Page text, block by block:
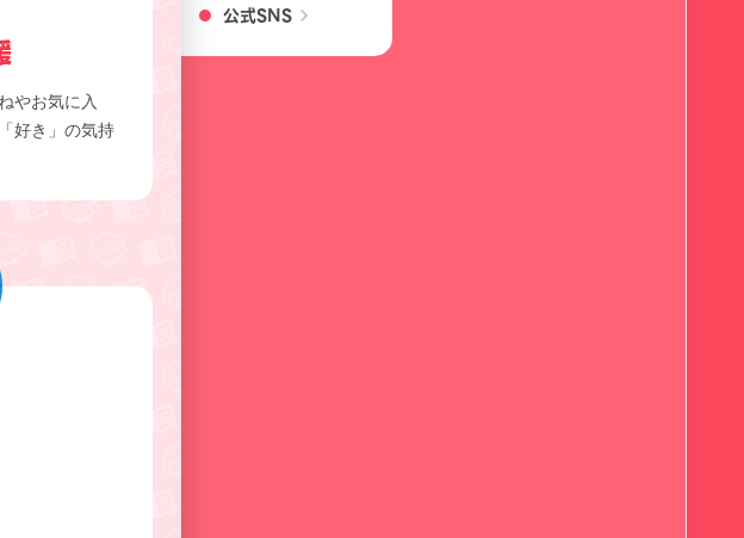
公式SNS chevron_right
やお気に入
好き」の気持